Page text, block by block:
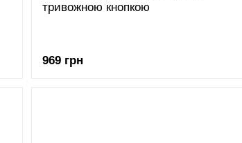
тривожною кнопкою
969 грн